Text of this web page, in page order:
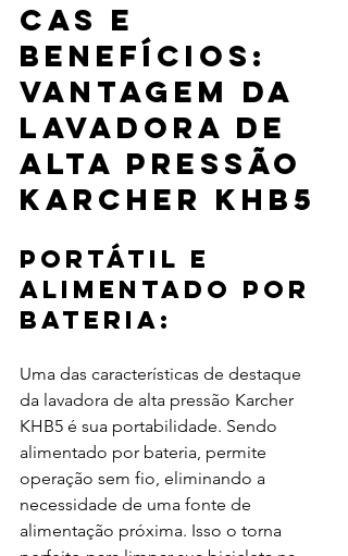
cas e
benefícios:
Vantagem da
lavadora de
alta pressão
Karcher KHB5
Portátil e
alimentado por
bateria:
Uma das características de destaque
da lavadora de alta pressão Karcher
KHB5 é sua portabilidade. Sendo
alimentado por bateria, permite
operação sem fio, eliminando a
necessidade de uma fonte de
alimentação próxima. Isso o torna